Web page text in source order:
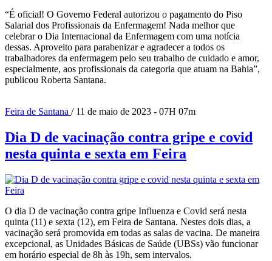
“É oficial! O Governo Federal autorizou o pagamento do Piso
Salarial dos Profissionais da Enfermagem! Nada melhor que
celebrar o Dia Internacional da Enfermagem com uma notícia
dessas. Aproveito para parabenizar e agradecer a todos os
trabalhadores da enfermagem pelo seu trabalho de cuidado e amor,
especialmente, aos profissionais da categoria que atuam na Bahia”,
publicou Roberta Santana.
Feira de Santana / 11 de maio de 2023 - 07H 07m
Dia D de vacinação contra gripe e covid
nesta quinta e sexta em Feira
O dia D de vacinação contra gripe Influenza e Covid será nesta
quinta (11) e sexta (12), em Feira de Santana. Nestes dois dias, a
vacinação será promovida em todas as salas de vacina. De maneira
excepcional, as Unidades Básicas de Saúde (UBSs) vão funcionar
em horário especial de 8h às 19h, sem intervalos.